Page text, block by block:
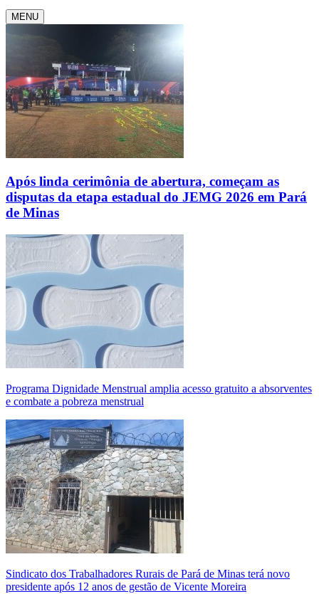
MENU
Após linda cerimônia de abertura, começam as
disputas da etapa estadual do JEMG 2026 em Pará
de Minas
Programa Dignidade Menstrual amplia acesso gratuito a absorventes
e combate a pobreza menstrual
Sindicato dos Trabalhadores Rurais de Pará de Minas terá novo
presidente após 12 anos de gestão de Vicente Moreira